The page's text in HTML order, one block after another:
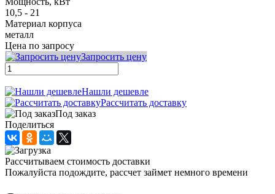
10,5 - 21
Материал корпуса
металл
Цена по запросу
Запросить цену
Нашли дешевле
Рассчитать доставку
Под заказ
Поделиться
Рассчитываем стоимость доставки
Пожалуйста подождите, рассчет займет немного времени